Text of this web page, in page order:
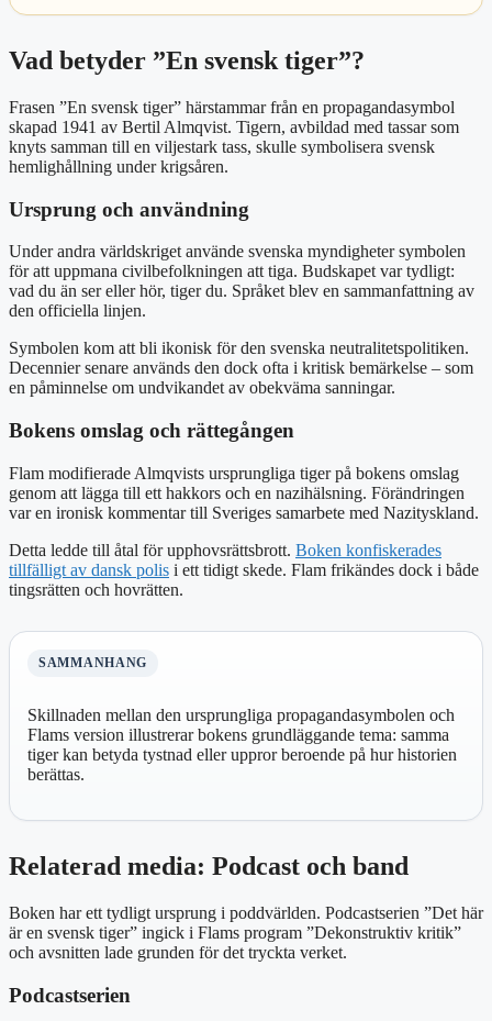
Vad betyder ”En svensk tiger”?
Frasen ”En svensk tiger” härstammar från en propagandasymbol
skapad 1941 av Bertil Almqvist. Tigern, avbildad med tassar som
knyts samman till en viljestark tass, skulle symbolisera svensk
hemlighållning under krigsåren.
Ursprung och användning
Under andra världskriget använde svenska myndigheter symbolen
för att uppmana civilbefolkningen att tiga. Budskapet var tydligt:
vad du än ser eller hör, tiger du. Språket blev en sammanfattning av
den officiella linjen.
Symbolen kom att bli ikonisk för den svenska neutralitetspolitiken.
Decennier senare används den dock ofta i kritisk bemärkelse – som
en påminnelse om undvikandet av obekväma sanningar.
Bokens omslag och rättegången
Flam modifierade Almqvists ursprungliga tiger på bokens omslag
genom att lägga till ett hakkors och en nazihälsning. Förändringen
var en ironisk kommentar till Sveriges samarbete med Nazityskland.
Detta ledde till åtal för upphovsrättsbrott. Boken konfiskerades
tillfälligt av dansk polis i ett tidigt skede. Flam frikändes dock i både
tingsrätten och hovrätten.
SAMMANHANG
Skillnaden mellan den ursprungliga propagandasymbolen och
Flams version illustrerar bokens grundläggande tema: samma
tiger kan betyda tystnad eller uppror beroende på hur historien
berättas.
Relaterad media: Podcast och band
Boken har ett tydligt ursprung i poddvärlden. Podcastserien ”Det här
är en svensk tiger” ingick i Flams program ”Dekonstruktiv kritik”
och avsnitten lade grunden för det tryckta verket.
Podcastserien